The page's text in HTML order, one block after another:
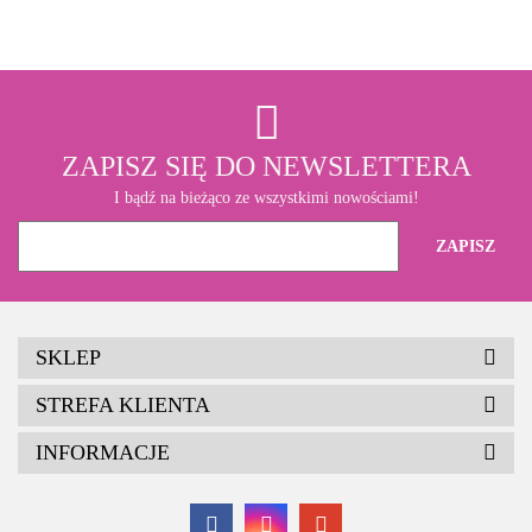
ZAPISZ SIĘ DO NEWSLETTERA
I bądź na bieżąco ze wszystkimi nowościami!
SKLEP
STREFA KLIENTA
INFORMACJE